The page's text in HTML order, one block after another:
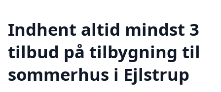
Indhent altid mindst 3
tilbud på tilbygning til
sommerhus i Ejlstrup